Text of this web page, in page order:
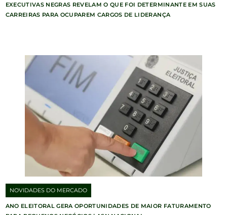
EXECUTIVAS NEGRAS REVELAM O QUE FOI DETERMINANTE EM SUAS
CARREIRAS PARA OCUPAREM CARGOS DE LIDERANÇA
NOVIDADES DO MERCADO
ANO ELEITORAL GERA OPORTUNIDADES DE MAIOR FATURAMENTO